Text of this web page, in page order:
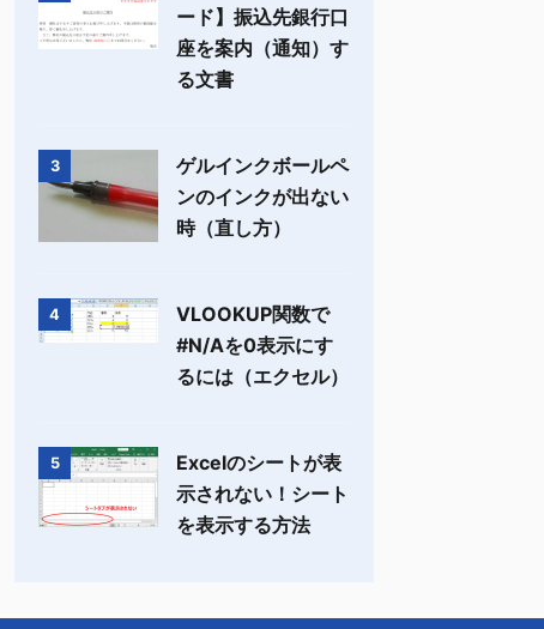
ード】振込先銀行口
座を案内（通知）す
る文書
3
ゲルインクボールペ
ンのインクが出ない
時（直し方）
4
VLOOKUP関数で
#N/Aを0表示にす
るには（エクセル）
5
Excelのシートが表
示されない！シート
を表示する方法